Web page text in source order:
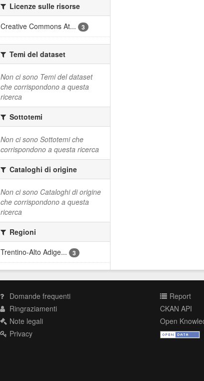
Licenze sulle risorse
Creative Commons At...
3
Temi del dataset
Non ci sono Temi del dataset
che corrispondono a questa
ricerca
Sottotemi
Non ci sono Sottotemi che
corrispondono a questa ricerca
Cataloghi di origine
Non ci sono Cataloghi di origine
che corrispondono a questa
ricerca
Regioni
Trentino-Alto Adige...
3
Domande frequenti
Ringraziamenti
Note legali
Privacy
Report
CKAN API
Open